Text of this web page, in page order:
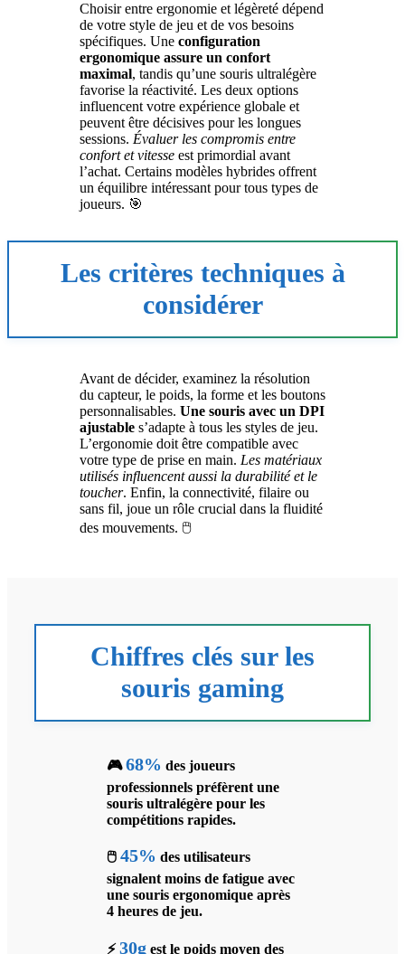
Choisir entre ergonomie et légèreté dépend
de votre style de jeu et de vos besoins
spécifiques. Une configuration
ergonomique assure un confort
maximal, tandis qu’une souris ultralégère
favorise la réactivité. Les deux options
influencent votre expérience globale et
peuvent être décisives pour les longues
sessions. Évaluer les compromis entre
confort et vitesse est primordial avant
l’achat. Certains modèles hybrides offrent
un équilibre intéressant pour tous types de
joueurs. 🎯
Les critères techniques à
considérer
Avant de décider, examinez la résolution
du capteur, le poids, la forme et les boutons
personnalisables. Une souris avec un DPI
ajustable s’adapte à tous les styles de jeu.
L’ergonomie doit être compatible avec
votre type de prise en main. Les matériaux
utilisés influencent aussi la durabilité et le
toucher. Enfin, la connectivité, filaire ou
sans fil, joue un rôle crucial dans la fluidité
des mouvements. 🖱️
Chiffres clés sur les
souris gaming
🎮68% des joueurs
professionnels préfèrent une
souris ultralégère pour les
compétitions rapides.
🖱️ 45% des utilisateurs
signalent moins de fatigue avec
une souris ergonomique après
4 heures de jeu.
⚡30g est le poids moyen des